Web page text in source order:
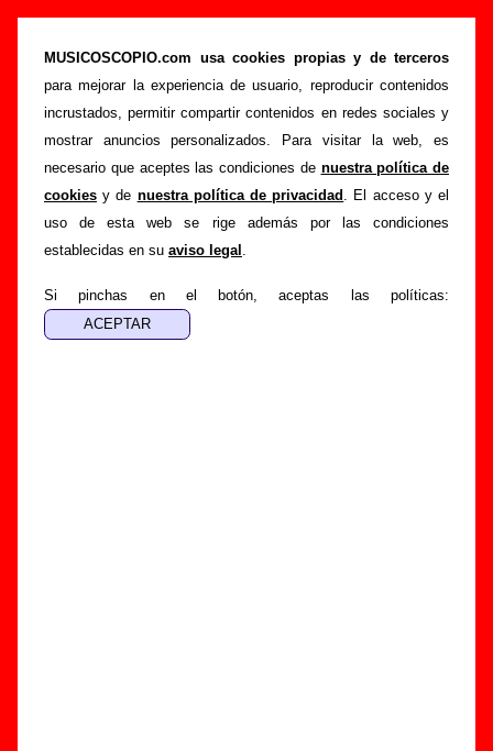
MUSICOSCOPIO.com usa cookies propias y de terceros
para mejorar la experiencia de usuario, reproducir contenidos
incrustados, permitir compartir contenidos en redes sociales y
mostrar anuncios personalizados. Para visitar la web, es
necesario que aceptes las condiciones de nuestra política de
cookies y de nuestra política de privacidad . El acceso y el
uso de esta web se rige además por las condiciones
establecidas en su aviso legal .
Si pinchas en el botón, aceptas las políticas:
“LP2” (CD digipack, 2010) - Los Punsetes
Portada >Los Punsetes >Discografía >LP2
Esta página pretende recopilar todo tipo de información
sobre eldisco “LP2”, interpretado porLos Punsetes
Además del listado de canciones incluidas en el disco,
también se mostrarán en esta página otros tipos de
información a medida que estén disponibles: los datos
relacionados con su publicación, los créditos de la grabación
responsables de la grabación, las mezclas y la
masterización), información sobre otras ediciones en otros